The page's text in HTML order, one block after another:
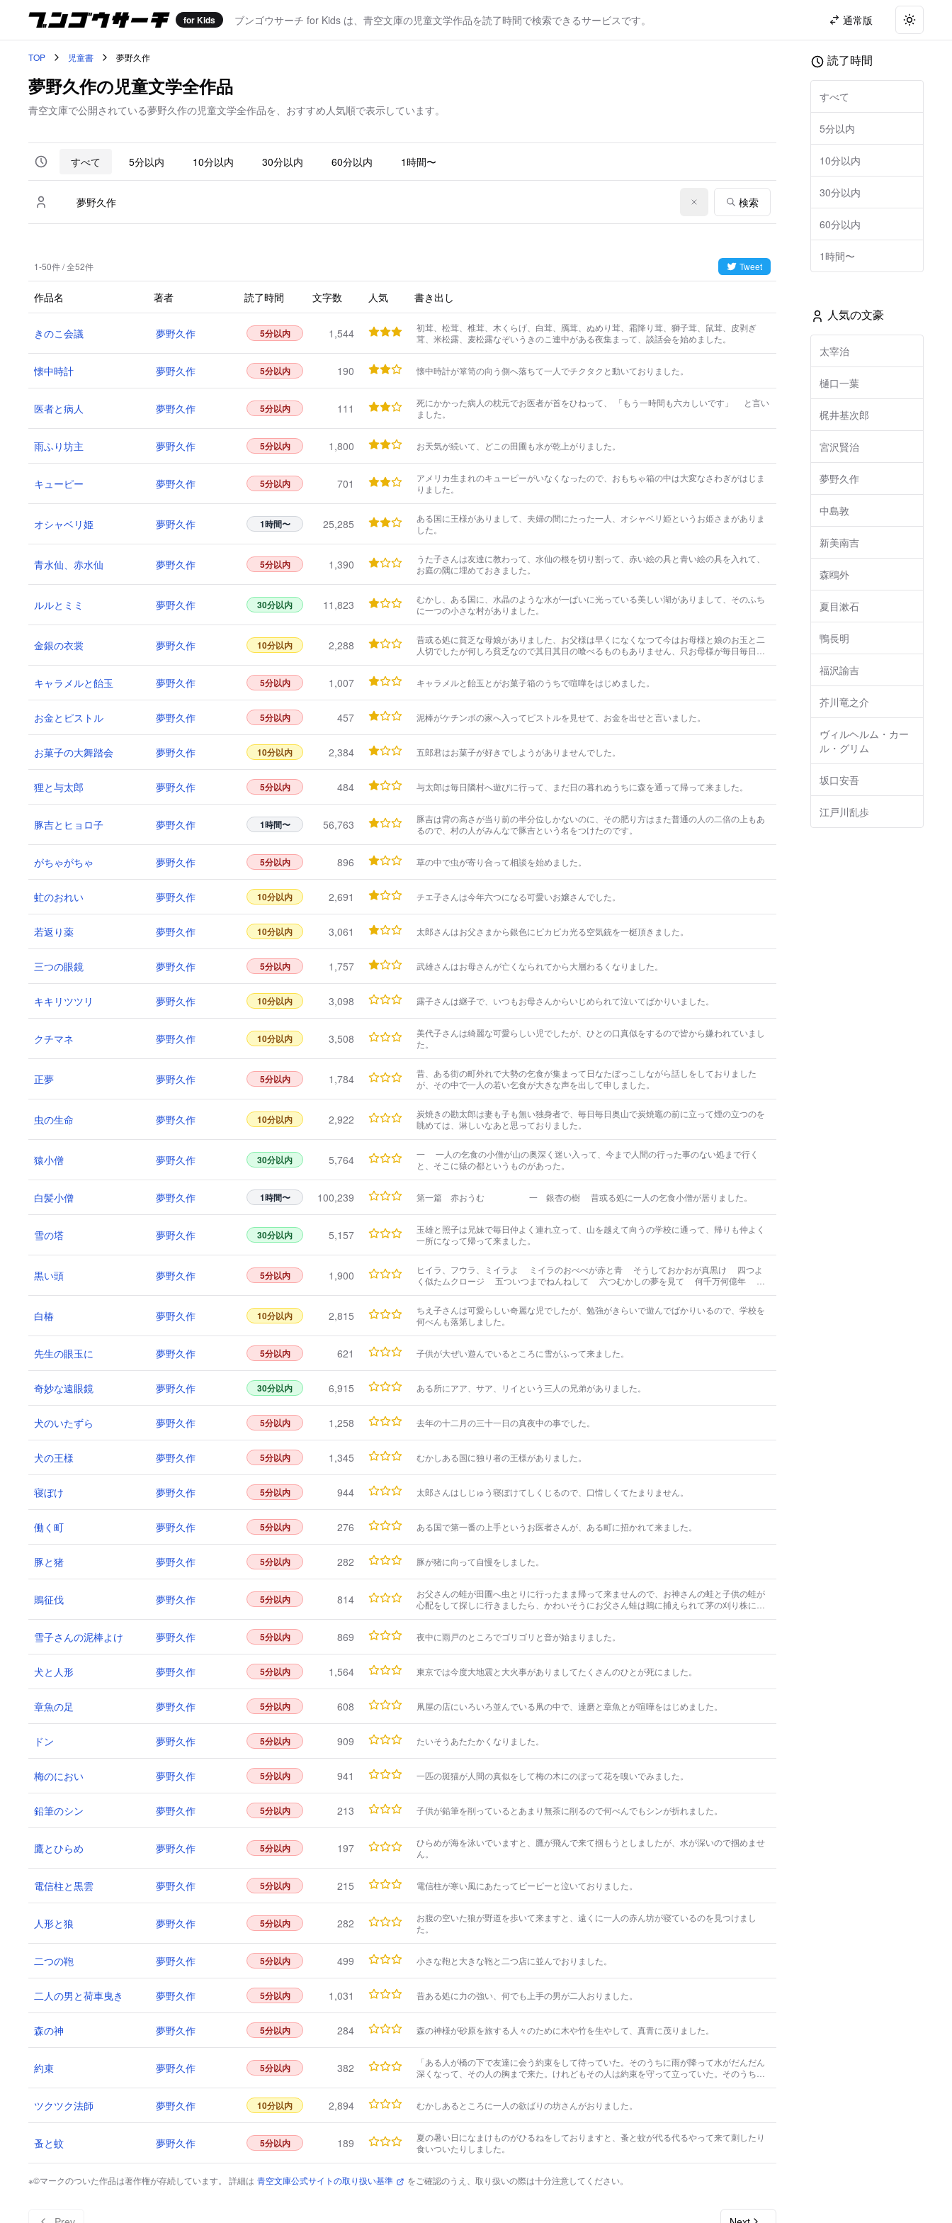
for Kids ブンゴウサーチ for Kids は、青空文庫の児童文学作品を読了時間で検索できるサービスです。 通常版 Toggle
TOP 児童書 夢野久作
夢野久作の児童文学全作品
青空文庫で公開されている夢野久作の児童文学全作品を、おすすめ人気順で表示しています。
すべて 5分以内 10分以内 30分以内 60分以内 1時間〜
検索
1-50件 / 全52件 Tweet
作品名 著者 読了時間 文字数 人気 書き出し
きのこ会議 夢野久作 5分以内 1,544
初茸、松茸、椎茸、木くらげ、白茸、鴈茸、ぬめり茸、霜降り茸、獅子茸、鼠茸、皮剥ぎ
茸、米松露、麦松露なぞいうきのこ連中がある夜集まって、談話会を始めました。
懐中時計 夢野久作 5分以内 190 懐中時計が箪笥の向う側へ落ちて一人でチクタクと動いておりました。
医者と病人 夢野久作 5分以内 111
死にかかった病人の枕元でお医者が首をひねって、 「もう一時間も六カしいです」 と言い
ました。
雨ふり坊主 夢野久作 5分以内 1,800 お天気が続いて、どこの田圃も水が乾上がりました。
キューピー 夢野久作 5分以内 701
アメリカ生まれのキューピーがいなくなったので、おもちゃ箱の中は大変なさわぎがはじま
りました。
オシャベリ姫 夢野久作 1時間〜 25,285
ある国に王様がありまして、夫婦の間にたった一人、オシャベリ姫というお姫さまがありま
した。
青水仙、赤水仙 夢野久作 5分以内 1,390
うた子さんは友達に教わって、水仙の根を切り割って、赤い絵の具と青い絵の具を入れて、
お庭の隅に埋めておきました。
ルルとミミ 夢野久作 30分以内 11,823
むかし、ある国に、水晶のような水が一ぱいに光っている美しい湖がありまして、そのふち
に一つの小さな村がありました。
金銀の衣裳 夢野久作 10分以内 2,288
昔或る処に貧乏な母娘がありました、お父様は早くになくなつて今はお母様と娘のお玉と二
人切でしたが何しろ貧乏なので其日其日の喰べるものもありません、只お母様が毎日毎日他
キャラメルと飴玉 夢野久作 5分以内 1,007 キャラメルと飴玉とがお菓子箱のうちで喧嘩をはじめました。
お金とピストル 夢野久作 5分以内 457 泥棒がケチンボの家へ入ってピストルを見せて、お金を出せと言いました。
お菓子の大舞踏会 夢野久作 10分以内 2,384 五郎君はお菓子が好きでしようがありませんでした。
狸と与太郎 夢野久作 5分以内 484 与太郎は毎日隣村へ遊びに行って、まだ日の暮れぬうちに森を通って帰って来ました。
豚吉とヒョロ子 夢野久作 1時間〜 56,763
豚吉は背の高さが当り前の半分位しかないのに、その肥り方はまた普通の人の二倍の上もあ
るので、村の人がみんなで豚吉という名をつけたのです。
がちゃがちゃ 夢野久作 5分以内 896 草の中で虫が寄り合って相談を始めました。
虻のおれい 夢野久作 10分以内 2,691 チエ子さんは今年六つになる可愛いお嬢さんでした。
若返り薬 夢野久作 10分以内 3,061 太郎さんはお父さまから銀色にピカピカ光る空気銃を一梃頂きました。
三つの眼鏡 夢野久作 5分以内 1,757 武雄さんはお母さんが亡くなられてから大層わるくなりました。
キキリツツリ 夢野久作 10分以内 3,098 露子さんは継子で、いつもお母さんからいじめられて泣いてばかりいました。
クチマネ 夢野久作 10分以内 3,508
美代子さんは綺麗な可愛らしい児でしたが、ひとの口真似をするので皆から嫌われていまし
た。
正夢 夢野久作 5分以内 1,784
昔、ある街の町外れで大勢の乞食が集まって日なたぼっこしながら話しをしておりました
が、その中で一人の若い乞食が大きな声を出して申しました。
虫の生命 夢野久作 10分以内 2,922
炭焼きの勘太郎は妻も子も無い独身者で、毎日毎日奥山で炭焼竈の前に立って煙の立つのを
眺めては、淋しいなあと思っておりました。
猿小僧 夢野久作 30分以内 5,764
一 一人の乞食の小僧が山の奥深く迷い入って、今まで人間の行った事のない処まで行く
と、そこに猿の都というものがあった。
白髪小僧 夢野久作 1時間〜 100,239 第一篇 赤おうむ 一 銀杏の樹 昔或る処に一人の乞食小僧が居りました。
雪の塔 夢野久作 30分以内 5,157
玉雄と照子は兄妹で毎日仲よく連れ立って、山を越えて向うの学校に通って、帰りも仲よく
一所になって帰って来ました。
黒い頭 夢野久作 5分以内 1,900
ヒイラ、フウラ、ミイラよ ミイラのおべべが赤と青 そうしておかおが真黒け 四つよ
く似たムクロージ 五ついつまでねんねして 六つむかしの夢を見て 何千万何億年 や
白椿 夢野久作 10分以内 2,815
ちえ子さんは可愛らしい奇麗な児でしたが、勉強がきらいで遊んでばかりいるので、学校を
何べんも落第しました。
先生の眼玉に 夢野久作 5分以内 621 子供が大ぜい遊んでいるところに雪がふって来ました。
奇妙な遠眼鏡 夢野久作 30分以内 6,915 ある所にアア、サア、リイという三人の兄弟がありました。
犬のいたずら 夢野久作 5分以内 1,258 去年の十二月の三十一日の真夜中の事でした。
犬の王様 夢野久作 5分以内 1,345 むかしある国に独り者の王様がありました。
寝ぼけ 夢野久作 5分以内 944 太郎さんはしじゅう寝ぼけてしくじるので、口惜しくてたまりません。
働く町 夢野久作 5分以内 276 ある国で第一番の上手というお医者さんが、ある町に招かれて来ました。
豚と猪 夢野久作 5分以内 282 豚が猪に向って自慢をしました。
鵙征伐 夢野久作 5分以内 814
お父さんの蛙が田圃へ虫とりに行ったまま帰って来ませんので、お神さんの蛙と子供の蛙が
心配をして探しに行きましたら、かわいそうにお父さん蛙は鵙に捕えられて茅の刈り株に突
雪子さんの泥棒よけ 夢野久作 5分以内 869 夜中に雨戸のところでゴリゴリと音が始まりました。
犬と人形 夢野久作 5分以内 1,564 東京では今度大地震と大火事がありましてたくさんのひとが死にました。
章魚の足 夢野久作 5分以内 608 凧屋の店にいろいろ並んでいる凧の中で、達磨と章魚とが喧嘩をはじめました。
ドン 夢野久作 5分以内 909 たいそうあたたかくなりました。
梅のにおい 夢野久作 5分以内 941 一匹の斑猫が人間の真似をして梅の木にのぼって花を嗅いでみました。
鉛筆のシン 夢野久作 5分以内 213 子供が鉛筆を削っているとあまり無茶に削るので何べんでもシンが折れました。
鷹とひらめ 夢野久作 5分以内 197
ひらめが海を泳いでいますと、鷹が飛んで来て掴もうとしましたが、水が深いので掴めませ
ん。
電信柱と黒雲 夢野久作 5分以内 215 電信柱が寒い風にあたってピーピーと泣いておりました。
人形と狼 夢野久作 5分以内 282
お腹の空いた狼が野道を歩いて来ますと、遠くに一人の赤ん坊が寝ているのを見つけまし
た。
二つの鞄 夢野久作 5分以内 499 小さな鞄と大きな鞄と二つ店に並んでおりました。
二人の男と荷車曳き 夢野久作 5分以内 1,031 昔ある処に力の強い、何でも上手の男が二人おりました。
森の神 夢野久作 5分以内 284 森の神様が砂原を旅する人々のために木や竹を生やして、真青に茂りました。
約束 夢野久作 5分以内 382
「ある人が橋の下で友達に会う約束をして待っていた。そのうちに雨が降って水がだんだん
深くなって、その人の胸まで来た。けれどもその人は約束を守って立っていた。そのうちに
守るのはわるい事だ」 とある人が言いました。
ツクツク法師 夢野久作 10分以内 2,894 むかしあるところに一人の欲ばりの坊さんがおりました。
蚤と蚊 夢野久作 5分以内 189
夏の暑い日になまけものがひるねをしておりますと、蚤と蚊が代る代るやって来て刺したり
食いついたりしました。
※©マークのついた作品は著作権が存続しています。 詳細は 青空文庫公式サイトの取り扱い基準 をご確認のうえ、取り扱いの際は十分注意してください。
読了時間
すべて
5分以内
10分以内
30分以内
60分以内
1時間〜
人気の文豪
太宰治
樋口一葉
梶井基次郎
宮沢賢治
夢野久作
中島敦
新美南吉
森鴎外
夏目漱石
鴨長明
福沢諭吉
芥川竜之介
ヴィルヘルム・カー
ル・グリム
坂口安吾
江戸川乱歩